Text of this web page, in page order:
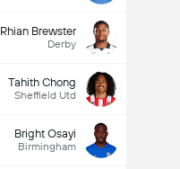
Rhian Brewster
Derby
Tahith Chong
Sheffield Utd
Bright Osayi
Birmingham